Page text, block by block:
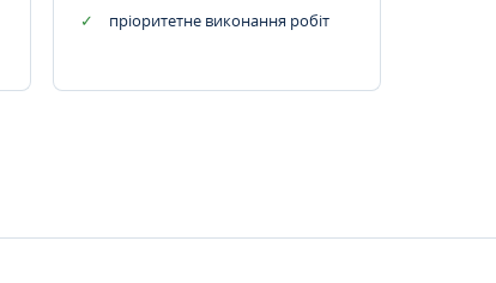
пріоритетне виконання робіт